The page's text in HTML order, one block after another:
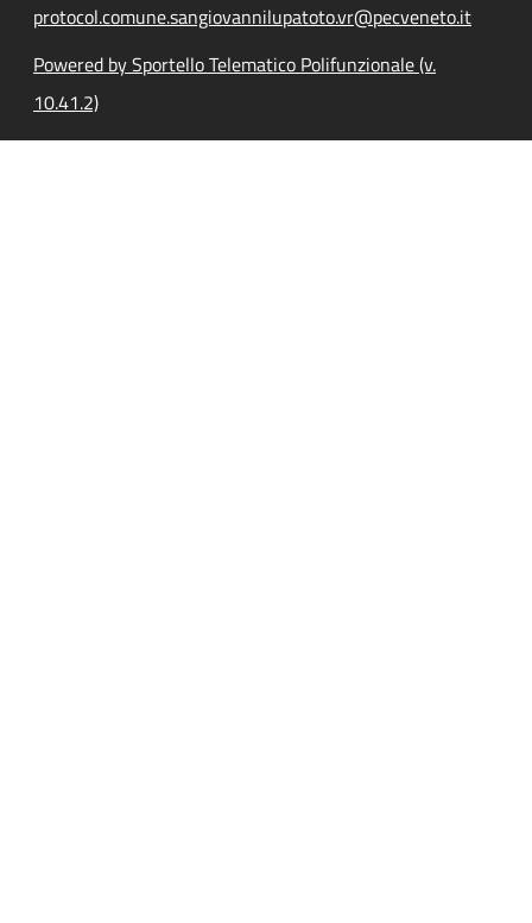
protocol.comune.sangiovannilupatoto.vr@pecveneto.it
Powered by Sportello Telematico Polifunzionale (v.
10.41.2)